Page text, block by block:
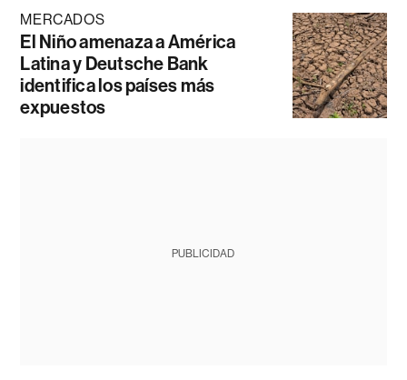
MERCADOS
El Niño amenaza a América
Latina y Deutsche Bank
identifica los países más
expuestos
PUBLICIDAD